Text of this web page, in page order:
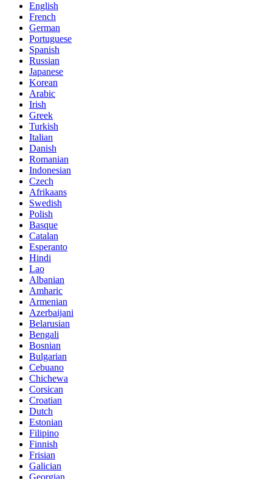
English
French
German
Portuguese
Spanish
Russian
Japanese
Korean
Arabic
Irish
Greek
Turkish
Italian
Danish
Romanian
Indonesian
Czech
Afrikaans
Swedish
Polish
Basque
Catalan
Esperanto
Hindi
Lao
Albanian
Amharic
Armenian
Azerbaijani
Belarusian
Bengali
Bosnian
Bulgarian
Cebuano
Chichewa
Corsican
Croatian
Dutch
Estonian
Filipino
Finnish
Frisian
Galician